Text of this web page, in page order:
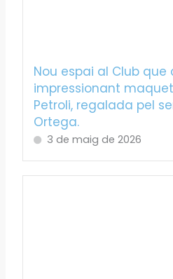
Nou espai al Club que
impressionant
Petroli, regalada pel
Ortega.
3 de maig de 2026